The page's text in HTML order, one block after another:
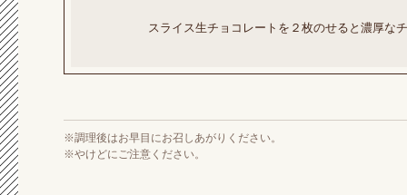
スライス生チョコレートを２枚のせると濃厚な
※調理後はお早目にお召しあがりください。
※やけどにご注意ください。